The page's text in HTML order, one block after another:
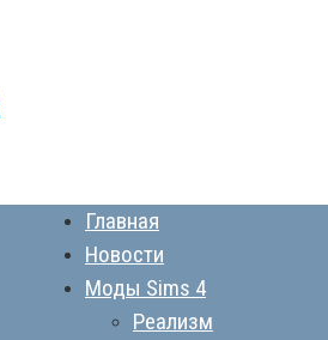
Главная
Новости
Моды Sims 4
Реализм